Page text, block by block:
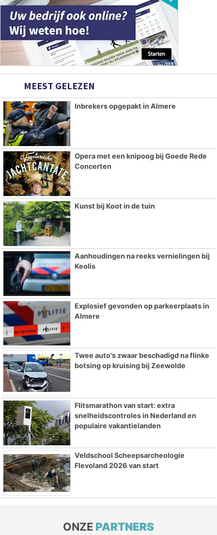
MEEST GELEZEN
Inbrekers opgepakt in Almere
Opera met een knipoog bij Goede Rede
Concerten
Kunst bij Koot in de tuin
Aanhoudingen na reeks vernielingen bij
Keolis
Explosief gevonden op parkeerplaats in
Almere
Twee auto's zwaar beschadigd na flinke
botsing op kruising bij Zeewolde
Flitsmarathon van start: extra
snelheidscontroles in Nederland en
populaire vakantielanden
Veldschool Scheepsarcheologie
Flevoland 2026 van start
ONZE PARTNERS